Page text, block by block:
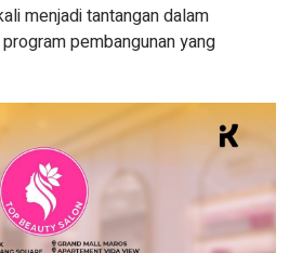
menjadi tantangan dalam
pembangunan yang